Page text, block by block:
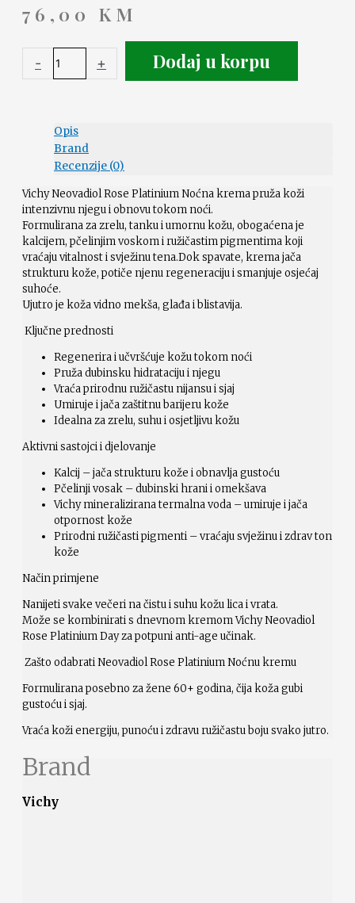
76,00 KM
- + Dodaj u korpu
Opis
Brand
Recenzije (0)
Vichy Neovadiol Rose Platinium Noćna krema pruža koži
intenzivnu njegu i obnovu tokom noći.
Formulirana za zrelu, tanku i umornu kožu, obogaćena je
kalcijem, pčelinjim voskom i ružičastim pigmentima koji
vraćaju vitalnost i svježinu tena.Dok spavate, krema jača
strukturu kože, potiče njenu regeneraciju i smanjuje osjećaj
suhoće.
Ujutro je koža vidno mekša, glađa i blistavija.
Ključne prednosti
Regenerira i učvršćuje kožu tokom noći
Pruža dubinsku hidrataciju i njegu
Vraća prirodnu ružičastu nijansu i sjaj
Umiruje i jača zaštitnu barijeru kože
Idealna za zrelu, suhu i osjetljivu kožu
Aktivni sastojci i djelovanje
Kalcij – jača strukturu kože i obnavlja gustoću
Pčelinji vosak – dubinski hrani i omekšava
Vichy mineralizirana termalna voda – umiruje i jača
otpornost kože
Prirodni ružičasti pigmenti – vraćaju svježinu i zdrav ton
kože
Način primjene
Nanijeti svake večeri na čistu i suhu kožu lica i vrata.
Može se kombinirati s dnevnom kremom Vichy Neovadiol
Rose Platinium Day za potpuni anti-age učinak.
Zašto odabrati Neovadiol Rose Platinium Noćnu kremu
Formulirana posebno za žene 60+ godina, čija koža gubi
gustoću i sjaj.
Vraća koži energiju, punoću i zdravu ružičastu boju svako jutro.
Brand
Vichy